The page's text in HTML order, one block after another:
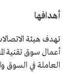
أهدافها
تهدف هيئة
أعمال سوق تقنية
العاملة في السوق